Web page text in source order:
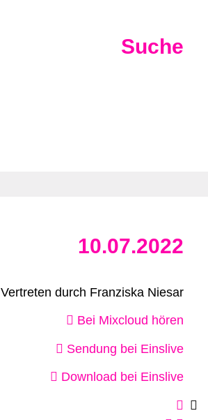
Suche
10.07.2022
Vertreten durch Franziska Niesar
Bei Mixcloud hören
Sendung bei Einslive
Download bei Einslive